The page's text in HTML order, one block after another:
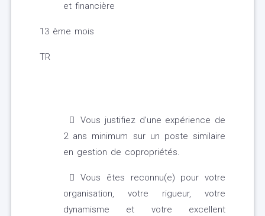
et financière
13 ème mois
TR
Vous justifiez d'une expérience de
2 ans minimum sur un poste similaire
en gestion de copropriétés.
Vous êtes reconnu(e) pour votre
organisation, votre rigueur, votre
dynamisme et votre excellent